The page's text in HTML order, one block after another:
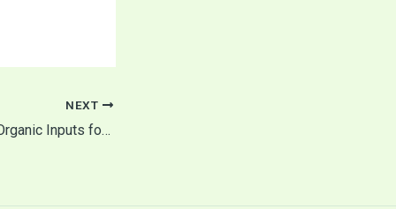
NEXT
Training on Use of Organic Inputs for Raspberry, Strawberry and MAP Farmers